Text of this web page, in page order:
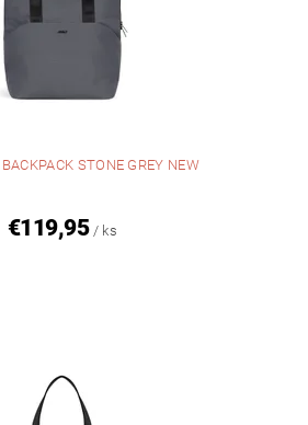
STONE GREY NEW
€119,95 / ks